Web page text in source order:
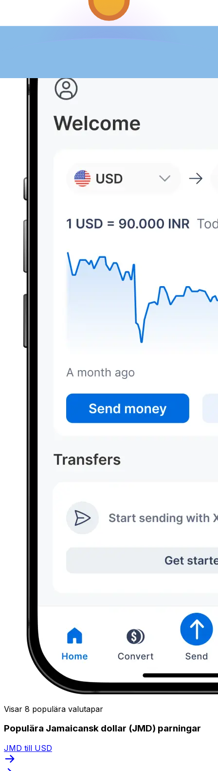
Visar 8 populära valutapar
Populära Jamaicansk dollar (JMD) parningar
JMD till USD